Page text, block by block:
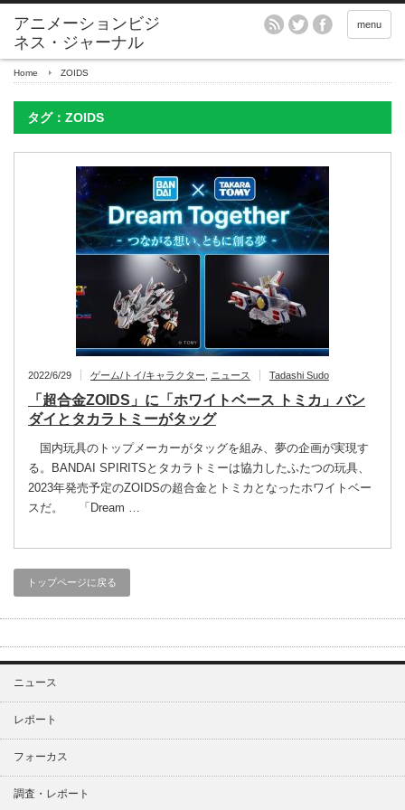
アニメーションビジ
ネス・ジャーナル
menu
Home ZOIDS
タグ：ZOIDS
2022/6/29 ゲーム/トイ/キャラクター ニュース Tadashi Sudo
「超合金ZOIDS」に「ホワイトベース トミカ」バン
ダイとタカラトミーがタッグ
国内玩具のトップメーカーがタッグを組み、夢の企画が実現す
る。BANDAI SPIRITSとタカラトミーは協力したふたつの玩具、
2023年発売予定のZOIDSの超合金とトミカとなったホワイトベー
スだ。 「Dream …
トップページに戻る
ニュース
レポート
フォーカス
調査・レポート